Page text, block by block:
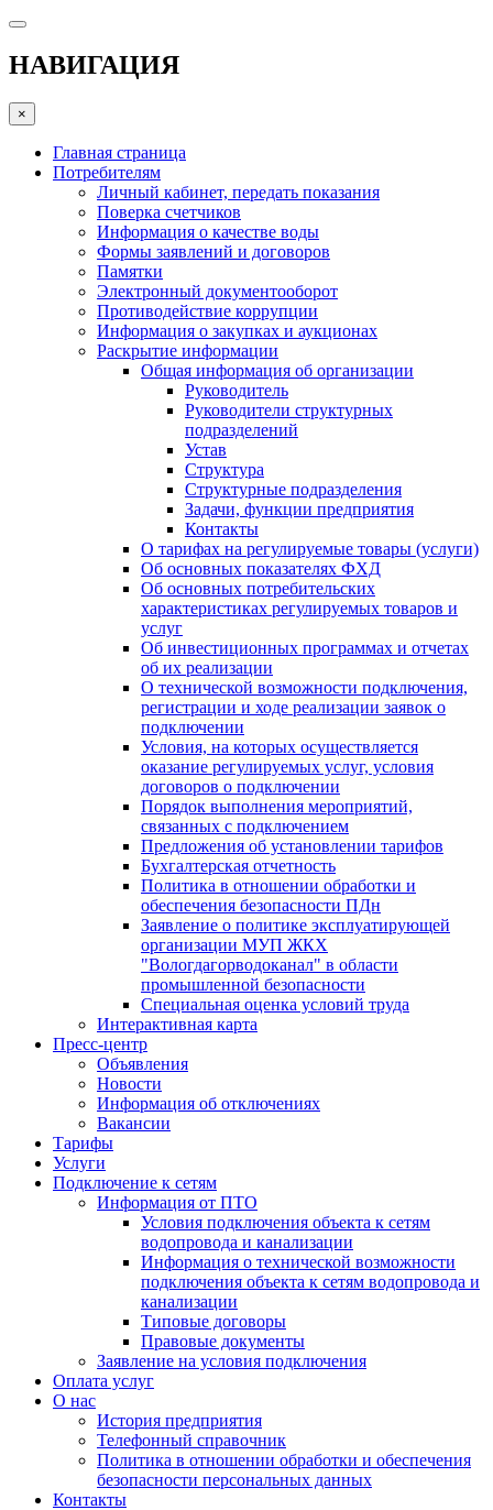
НАВИГАЦИЯ
×
Главная страница
Потребителям
Личный кабинет, передать показания
Поверка счетчиков
Информация о качестве воды
Формы заявлений и договоров
Памятки
Электронный документооборот
Противодействие коррупции
Информация о закупках и аукционах
Раскрытие информации
Общая информация об организации
Руководитель
Руководители структурных
подразделений
Устав
Структура
Структурные подразделения
Задачи, функции предприятия
Контакты
О тарифах на регулируемые товары (услуги)
Об основных показателях ФХД
Об основных потребительских
характеристиках регулируемых товаров и
услуг
Об инвестиционных программах и отчетах
об их реализации
О технической возможности подключения,
регистрации и ходе реализации заявок о
подключении
Условия, на которых осуществляется
оказание регулируемых услуг, условия
договоров о подключении
Порядок выполнения мероприятий,
связанных с подключением
Предложения об установлении тарифов
Бухгалтерская отчетность
Политика в отношении обработки и
обеспечения безопасности ПДн
Заявление о политике эксплуатирующей
организации МУП ЖКХ
"Вологдагорводоканал" в области
промышленной безопасности
Специальная оценка условий труда
Интерактивная карта
Пресс-центр
Объявления
Новости
Информация об отключениях
Вакансии
Тарифы
Услуги
Подключение к сетям
Информация от ПТО
Условия подключения объекта к сетям
водопровода и канализации
Информация о технической возможности
подключения объекта к сетям водопровода и
канализации
Типовые договоры
Правовые документы
Заявление на условия подключения
Оплата услуг
О нас
История предприятия
Телефонный справочник
Политика в отношении обработки и обеспечения
безопасности персональных данных
Контакты